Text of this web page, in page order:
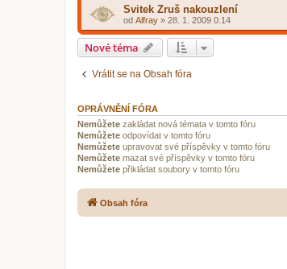
Svitek Zruš nakouzlení
od Alfray » 28. 1. 2009 0.14
Nové téma
Vrátit se na Obsah fóra
OPRÁVNĚNÍ FÓRA
Nemůžete zakládat nová témata v tomto fóru
Nemůžete odpovídat v tomto fóru
Nemůžete upravovat své příspěvky v tomto fóru
Nemůžete mazat své příspěvky v tomto fóru
Nemůžete přikládat soubory v tomto fóru
Obsah fóra